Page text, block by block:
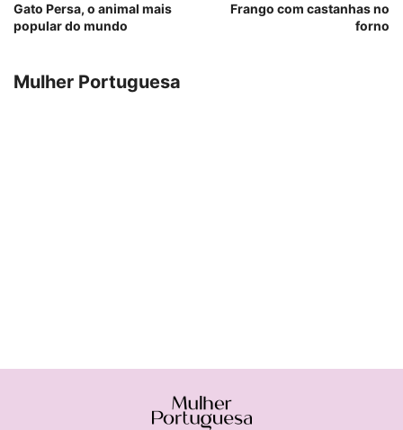
Gato Persa, o animal mais
popular do mundo
Frango com castanhas no
forno
Mulher Portuguesa